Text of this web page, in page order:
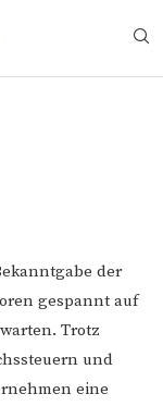
der
gespannt auf
Trotz
und
eine